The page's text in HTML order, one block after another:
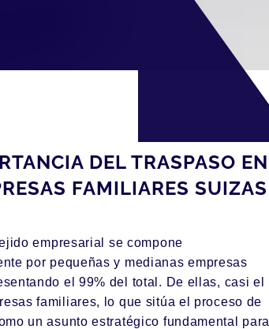
DEL TRASPASO EN
FAMILIARES SUIZAS
empresarial se compone
por pequeñas y medianas empresas
el 99% del total. De ellas, casi el
familiares, lo que sitúa el proceso de
un asunto estratégico fundamental para